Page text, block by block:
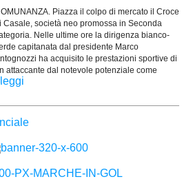
Piazza il colpo di mercato il Croce
Casale, società neo promossa in Seconda
Nelle ultime ore la dirigenza bianco-
capitanata dal presidente Marco
ha acquisito le prestazioni sportive di
attaccante dal notevole potenziale come
leggi